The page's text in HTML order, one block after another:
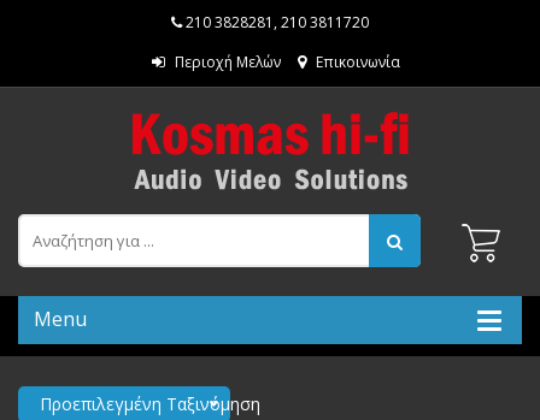
210 3828281 ,210 3811720
Περιοχή Μελών
Επικοινωνία
Menu
Προεπιλεγμένη Ταξινόμηση